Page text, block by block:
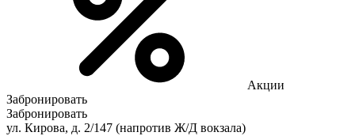
Акции
Забронировать
Забронировать
ул. Кирова, д. 2/147 (напротив Ж/Д вокзала)